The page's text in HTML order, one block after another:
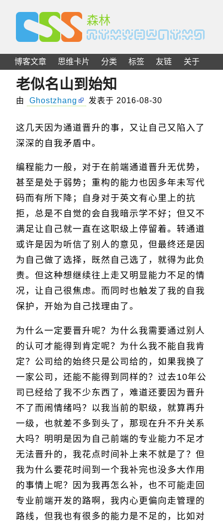
C S S 森林
博客文章 思维卡片 分类 标签 友链 关于
老似名山到始知
由 Ghostzhang 发表于 2016-08-30
这几天因为通道晋升的事，又让自己又陷入了
深深的自我矛盾中。
编程能力一般，对于在前端通道晋升无优势，
甚至是处于弱势；重构的能力也因多年未写代
码而有所下降；自身对于英文有心里上的抗
拒，总是不自觉的会自我暗示学不好；但又不
满足让自己就一直在这职级上停留着。转通道
或许是因为听信了别人的意见，但最终还是因
为自己做了选择，既然自己选了，就得为此负
责。但这种想继续往上走又明显能力不足的情
况，让自己很焦虑。而同时也触发了我的自我
保护，开始为自己找理由了。
为什么一定要晋升呢？为什么我需要通过别人
的认可才能得到肯定呢？为什么我不能自我肯
定？公司给的始终只是公司给的，如果我换了
一家公司，还能不能得到同样的？过去10年公
司已经给了我不少东西了，难道还要因为晋升
不了而闹情绪吗？以我当前的职级，就算再升
一级，也就差不多到头了，那现在升不升关系
大吗？明明是因为自己前端的专业能力不足才
无法晋升的，我花点时间补上来不就是了？但
我为什么要花时间到一个我补完也没多大作用
的事情上呢？因为我再怎么补，也不可能走回
专业前端开发的路啊，我内心更偏向走管理的
路线，但我也有很多的能力是不足的，比如对